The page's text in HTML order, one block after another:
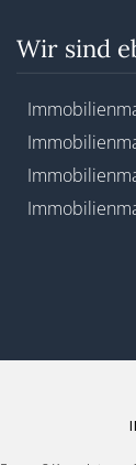
Wir sind